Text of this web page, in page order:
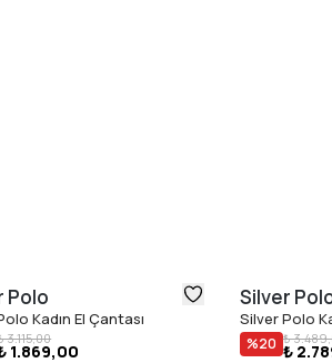
Polo
Kadın El Çantası
3.115,00
1.869,00
Silver
Silver Polo
%20 ₺
₺